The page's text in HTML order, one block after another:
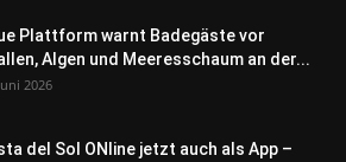
Plattform warnt Badegäste vor
Algen und Meeresschaum an der...
2026
del Sol ONline jetzt auch als App –